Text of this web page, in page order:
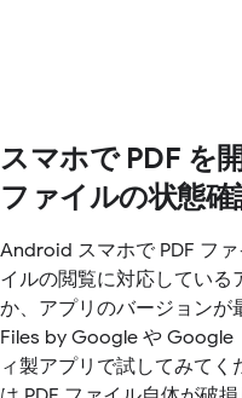
スマホで PDF を
ファイルの状態確
Android スマホで PDF フ
イルの閲覧に対応している
か、アプリのバージョンが
Files by Google や Google
ィ製アプリで試してみて